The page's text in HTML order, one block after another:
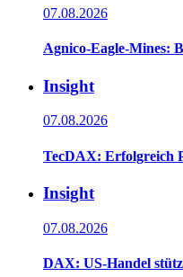
07.08.2026
Agnico-Eagle-Mines:
Insight
07.08.2026
TecDAX: Erfolgreich
Insight
07.08.2026
DAX: US-Handel